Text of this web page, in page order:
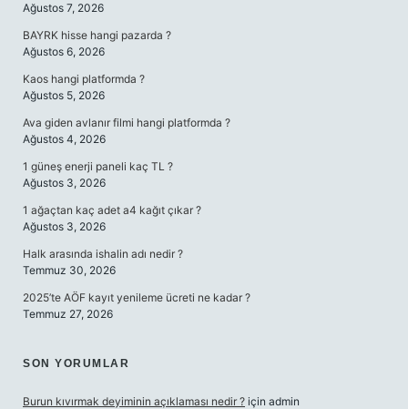
Ağustos 7, 2026
BAYRK hisse hangi pazarda ?
Ağustos 6, 2026
Kaos hangi platformda ?
Ağustos 5, 2026
Ava giden avlanır filmi hangi platformda ?
Ağustos 4, 2026
1 güneş enerji paneli kaç TL ?
Ağustos 3, 2026
1 ağaçtan kaç adet a4 kağıt çıkar ?
Ağustos 3, 2026
Halk arasında ishalin adı nedir ?
Temmuz 30, 2026
2025’te AÖF kayıt yenileme ücreti ne kadar ?
Temmuz 27, 2026
SON YORUMLAR
Burun kıvırmak deyiminin açıklaması nedir ? için admin